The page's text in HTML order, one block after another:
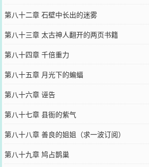
第八十二章 石壁中长出的迷雾
第八十三章 太古神人翻开的两页书籍
第八十四章 千倍重力
第八十五章 月光下的蝙蝠
第八十六章 诬告
第八十七章 县衙的紫气
第八十八章 善良的姐姐（求一波订阅）
第八十九章 鸠占鹊巢